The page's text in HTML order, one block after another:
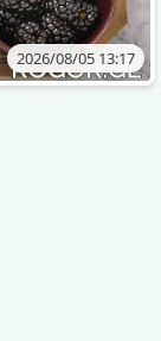
2026/08/05 13:17